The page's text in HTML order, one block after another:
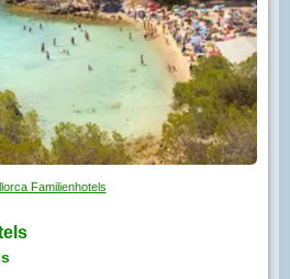
Familienhotels